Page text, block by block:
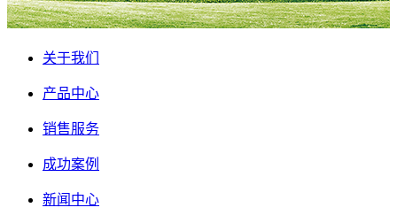
关于我们
产品中心
销售服务
成功案例
新闻中心